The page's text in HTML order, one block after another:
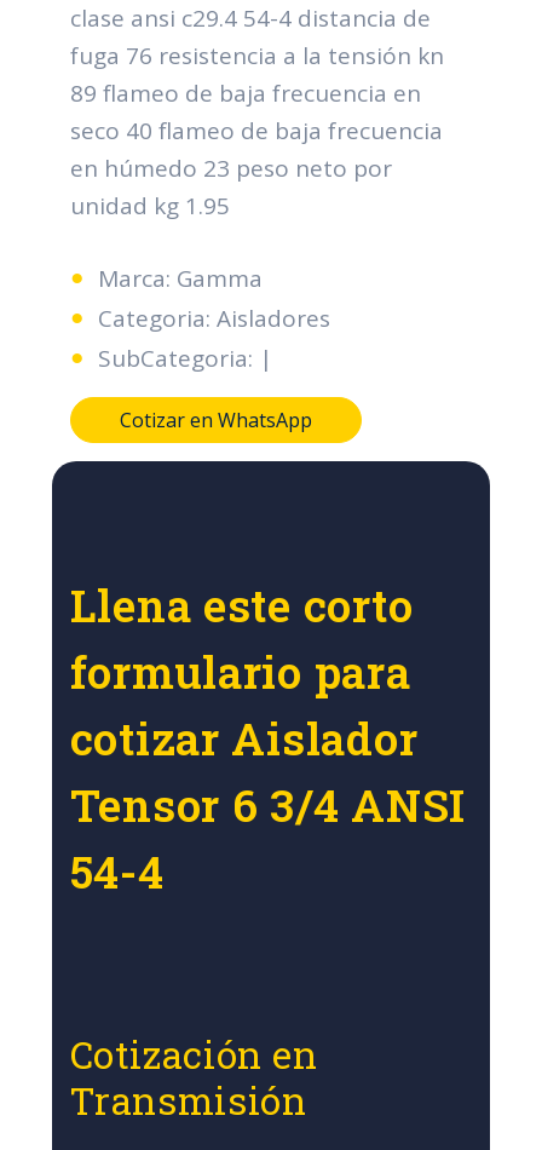
clase ansi c29.4 54-4 distancia de
fuga 76 resistencia a la tensión kn
89 flameo de baja frecuencia en
seco 40 flameo de baja frecuencia
en húmedo 23 peso neto por
unidad kg 1.95
Marca: Gamma
Categoria: Aisladores
SubCategoria: |
Cotizar en WhatsApp
Llena este corto
formulario para
cotizar Aislador
Tensor 6 3/4 ANSI
54-4
Cotización en
Transmisión